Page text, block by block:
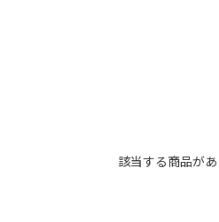
該当する商品があ